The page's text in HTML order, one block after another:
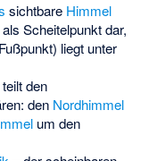
sichtbare Himmel
Scheitelpunkt dar,
liegt unter
teilt den
den Nordhimmel
um den